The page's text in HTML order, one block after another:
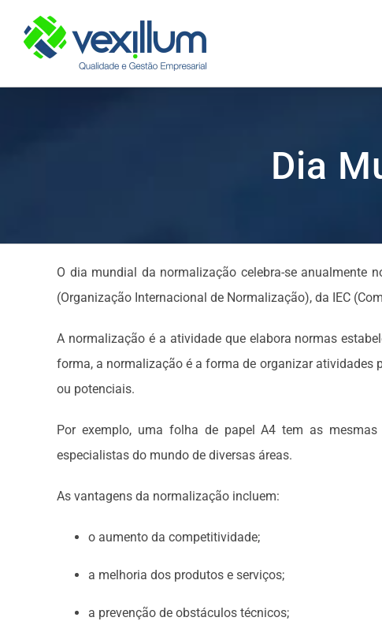
content
Dia
O dia mundial da normalização celebra-se anualmente
(Organização Internacional de Normalização), da IEC
A normalização é a atividade que elabora normas
forma, a normalização é a forma de organizar atividades
ou potenciais.
Por exemplo, uma folha de papel A4 tem as
especialistas do mundo de diversas áreas.
As vantagens da normalização incluem:
o aumento da competitividade;
a melhoria dos produtos e serviços;
a prevenção de obstáculos técnicos;